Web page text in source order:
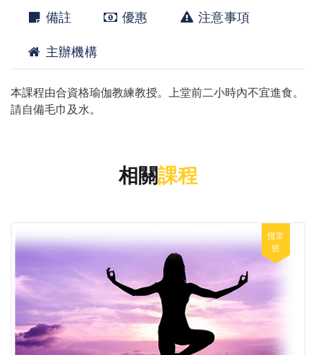
備註 優惠 注意事項
主辦機構
本課程由合資格瑜伽教練教授。上堂前二小時內不宜進食。
請自備毛巾及水。
相關課程